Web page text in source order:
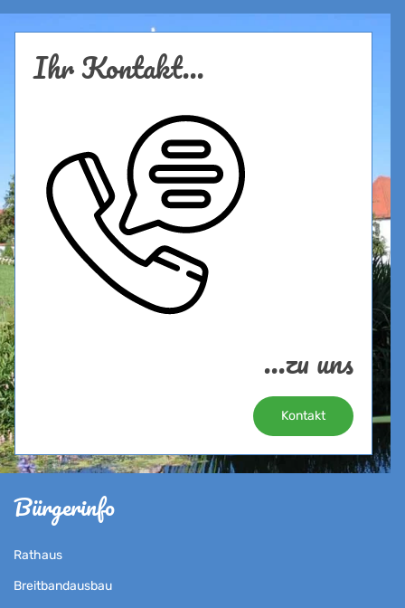
Ihr Kontakt...
...zu uns
Kontakt
Bürgerinfo
Rathaus
Breitbandausbau